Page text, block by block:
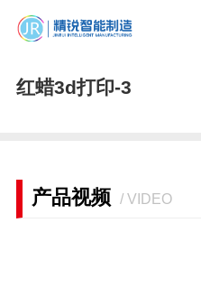
红蜡3d打印-3
产品视频 / VIDEO